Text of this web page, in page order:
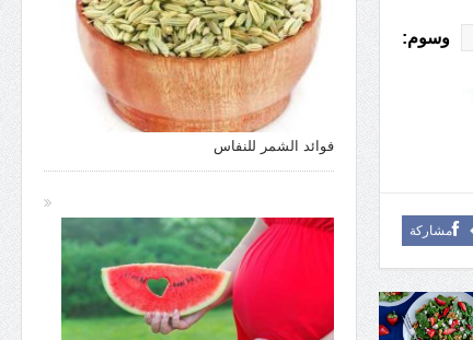
وسوم:
مشاركة
فوائد الشمر للنفاس